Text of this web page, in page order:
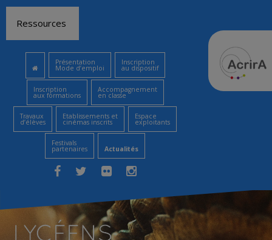
contenu
Ressources
Présentation
Mode d’emploi
Inscription
au dispositif
Inscription
aux formations
Accompagnement
en classe
Travaux
d’élèves
Etablissements et
cinémas inscrits
Espace
exploitants
Festivals
partenaires Actualités